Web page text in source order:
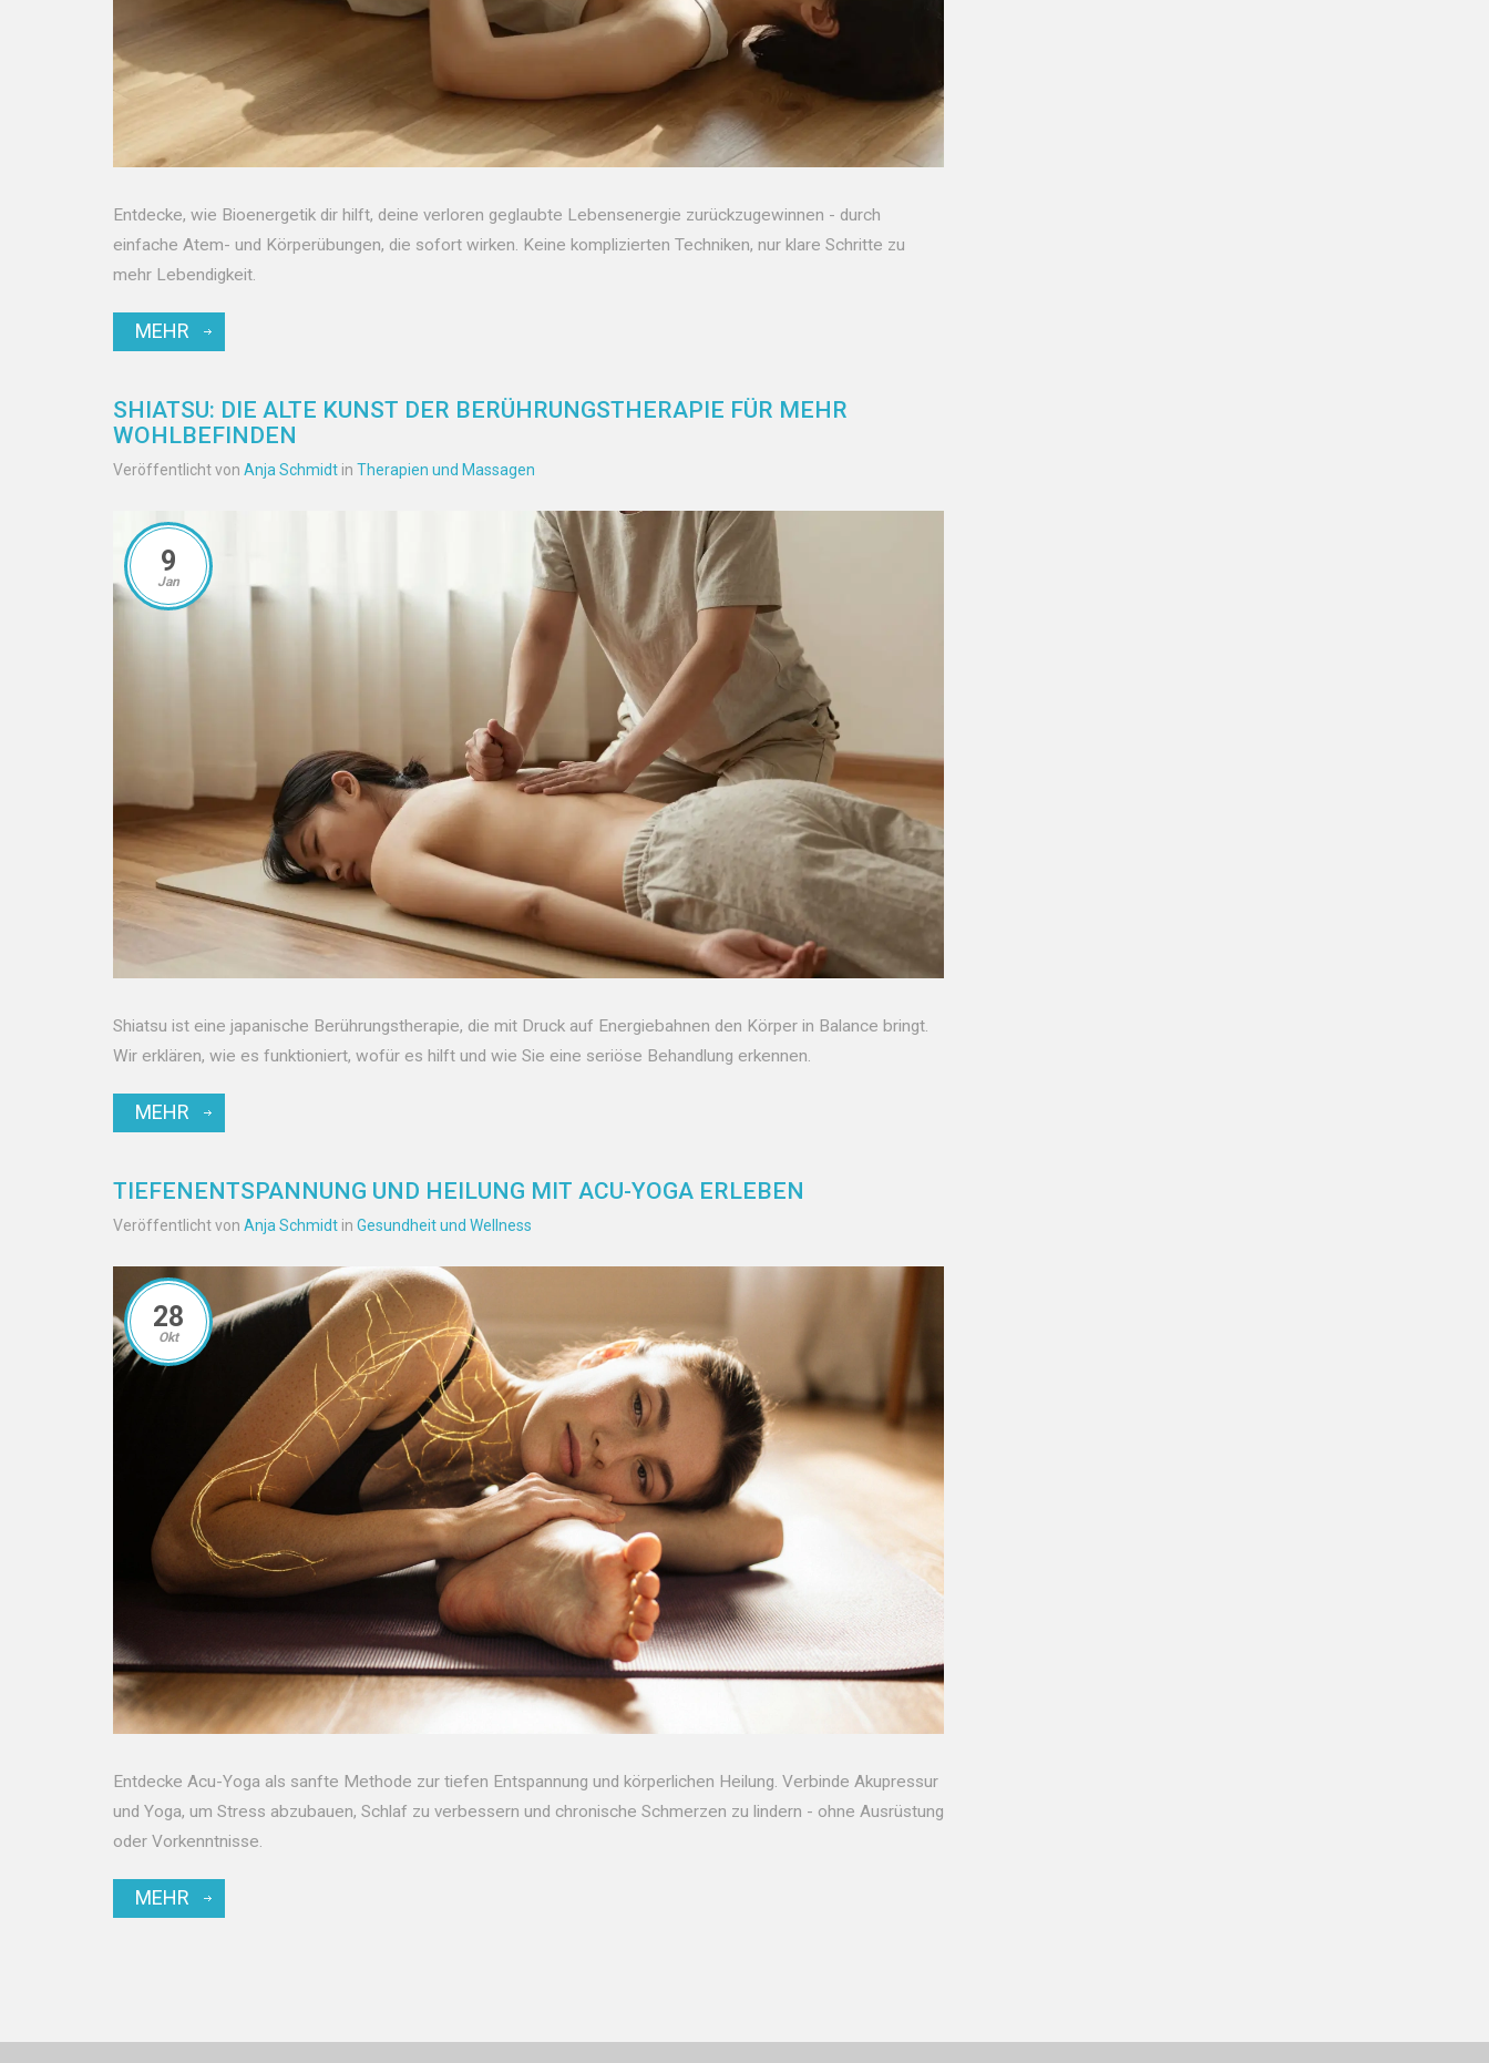
Entdecke, wie Bioenergetik dir hilft, deine verloren geglaubte Lebensenergie zurückzugewinnen - durch
einfache Atem- und Körperübungen, die sofort wirken. Keine komplizierten Techniken, nur klare Schritte zu
mehr Lebendigkeit.
MEHR
SHIATSU: DIE ALTE KUNST DER BERÜHRUNGSTHERAPIE FÜR MEHR
WOHLBEFINDEN
Veröffentlicht von Anja Schmidt in Therapien und Massagen
9
Jan
Shiatsu ist eine japanische Berührungstherapie, die mit Druck auf Energiebahnen den Körper in Balance bringt.
Wir erklären, wie es funktioniert, wofür es hilft und wie Sie eine seriöse Behandlung erkennen.
MEHR
TIEFENENTSPANNUNG UND HEILUNG MIT ACU-YOGA ERLEBEN
Veröffentlicht von Anja Schmidt in Gesundheit und Wellness
28
Okt
Entdecke Acu-Yoga als sanfte Methode zur tiefen Entspannung und körperlichen Heilung. Verbinde Akupressur
und Yoga, um Stress abzubauen, Schlaf zu verbessern und chronische Schmerzen zu lindern - ohne Ausrüstung
oder Vorkenntnisse.
MEHR